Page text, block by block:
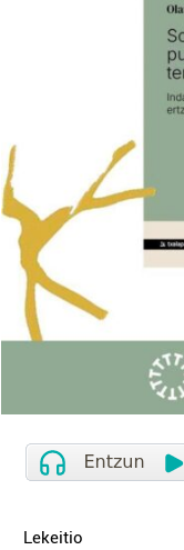
Lekeitio